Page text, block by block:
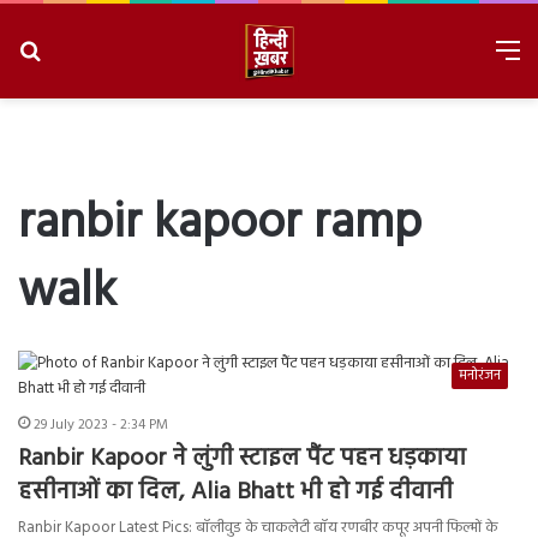
ranbir kapoor ramp
walk
मनोरंजन
29 July 2023 - 2:34 PM
Ranbir Kapoor ने लुंगी स्टाइल पैंट पहन धड़काया
हसीनाओं का दिल, Alia Bhatt भी हो गई दीवानी
Ranbir Kapoor Latest Pics: बॉलीवुड के चाकलेटी बॉय रणबीर कपूर अपनी फिल्मों के